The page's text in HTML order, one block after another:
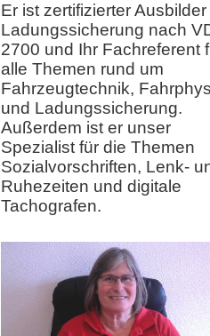
Er ist zertifizierter Ausbilder
Ladungssicherung nach
2700 und Ihr Fachreferent
alle Themen rund um
Fahrzeugtechnik,
und Ladungssicherung.
Außerdem ist er unser
Spezialist für die Themen
Sozialvorschriften, Lenk-
Ruhezeiten und digitale
Tachografen.